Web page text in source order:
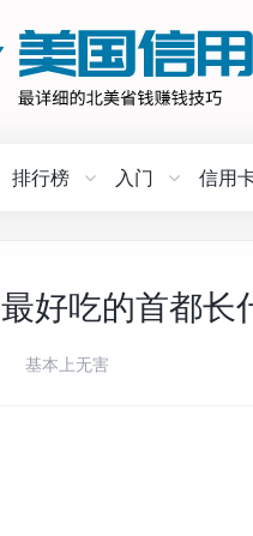
排行榜 入门 信用
好吃的首都长
基本上无害